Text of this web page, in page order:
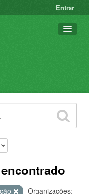
Entrar
Organizações: